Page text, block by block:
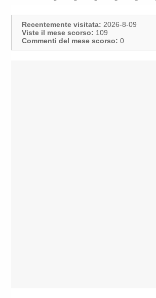
Recentemente visitata: 2026-8-09
Viste il mese scorso: 109
Commenti del mese scorso: 0